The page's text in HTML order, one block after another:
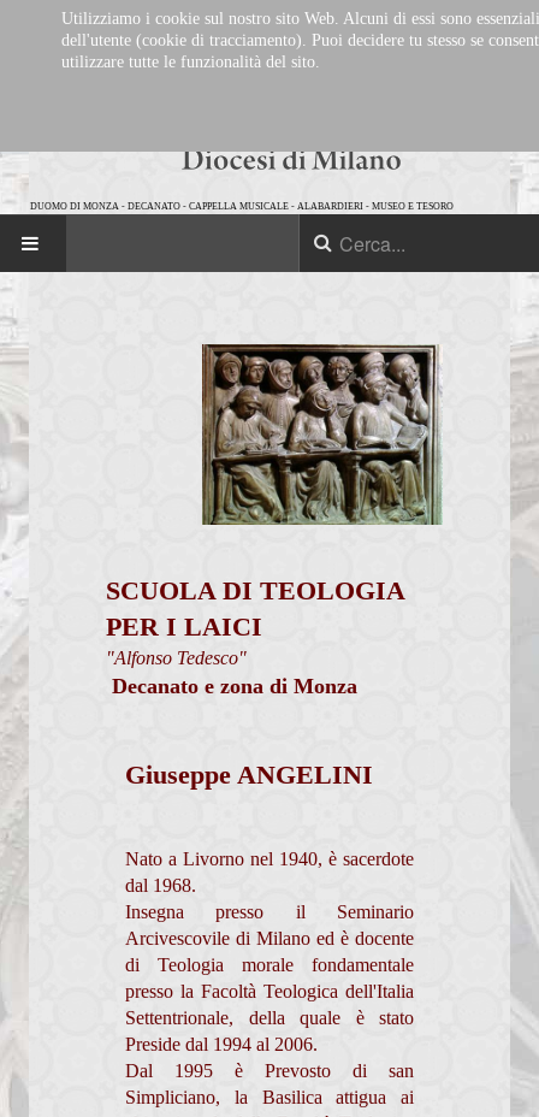
DUOMO DI MONZA - DECANATO - CAPPELLA MUSICALE - ALABARDIERI - MUSEO E TESORO
Comunità Pastorali
Chiesa dalle Genti
Documenti
Formazione
Pastorale sociale
Mondo Economia
SCUOLA DI TEOLOGIA
PER I LAICI
"Alfonso Tedesco"
Decanato e zona di Monza
Giuseppe ANGELINI
Nato a Livorno nel 1940, è sacerdote
dal 1968.
Insegna presso il Seminario
Arcivescovile di Milano ed è docente
di Teologia morale fondamentale
presso la Facoltà Teologica dell'Italia
Settentrionale, della quale è stato
Preside dal 1994 al 2006.
Dal 1995 è Prevosto di san
Simpliciano, la Basilica attigua ai
Utilizziamo i cookie sul nostro sito Web. Alcuni di essi sono
dell'utente (cookie di tracciamento). Puoi decidere tu stesso se
utilizzare tutte le funzionalità del sito.